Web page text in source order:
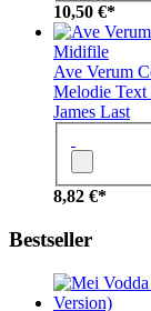
10,50 €*
Midifile
Ave Verum
Melodie Text
James Last
8,82 €*
Bestseller